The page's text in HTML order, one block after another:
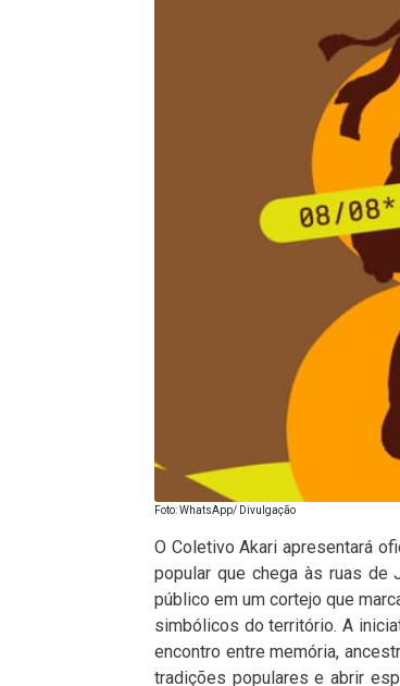
Foto: WhatsApp/ Divulgação
O Coletivo Akari apresentará
popular que chega às ruas de
público em um cortejo que
simbólicos do território. A
encontro entre memória,
tradições populares e abrir